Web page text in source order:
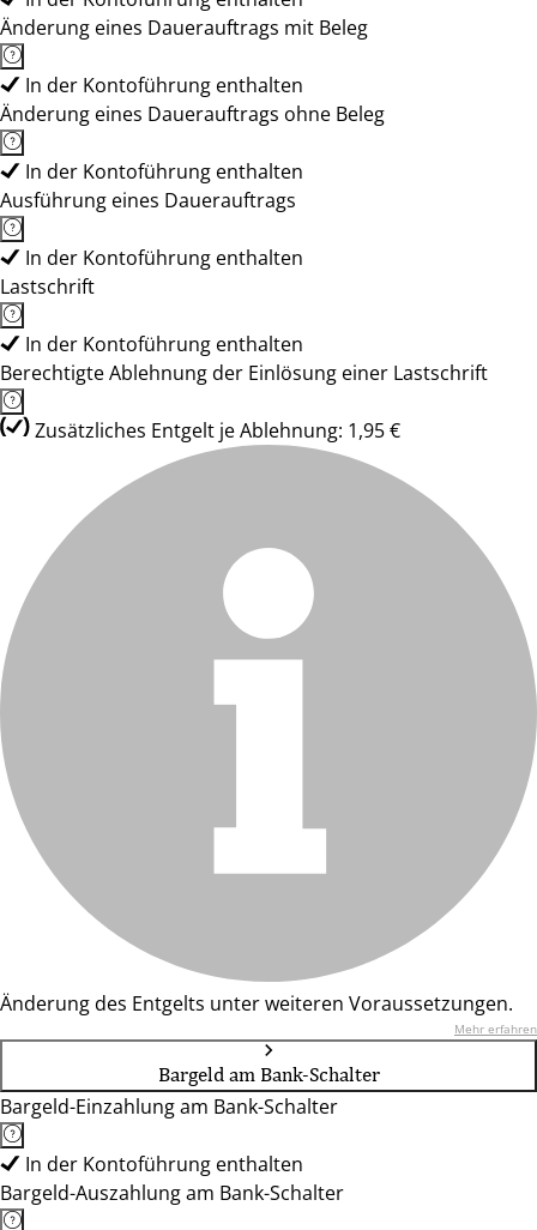
Änderung eines Dauerauftrags mit Beleg
In der Kontoführung enthalten
Änderung eines Dauerauftrags ohne Beleg
In der Kontoführung enthalten
Ausführung eines Dauerauftrags
In der Kontoführung enthalten
Lastschrift
In der Kontoführung enthalten
Berechtigte Ablehnung der Einlösung einer Lastschrift
Zusätzliches Entgelt je Ablehnung: 1,95 €
Änderung des Entgelts unter weiteren Voraussetzungen.
Mehr erfahren
Bargeld am Bank-Schalter
Bargeld-Einzahlung am Bank-Schalter
In der Kontoführung enthalten
Bargeld-Auszahlung am Bank-Schalter